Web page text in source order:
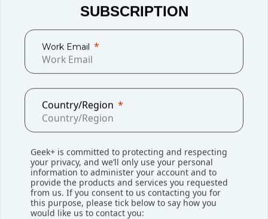
（软硬件）、高安全性与容错设计、持续性的方案创新能力三大优
构建起“大小车”领域的领先地位
行业领先的整体效率：
RoboShuttle提升速度达2.7m/s，小车P40实现30箱/小时
机器人的路径规划，可稳定调度超2000台异构机器人并行
作业，系统设计容量达5000台， 相较同类方案整体效率领
先20%以上 。
SUBSCRIPTION
Work Email
Country/Region
Geek+ is committed to protecting and respecting
your privacy, and we’ll only use your personal
information to administer your account and to
provide the products and services you requested
from us. If you consent to us contacting you for
this purpose, please tick below to say how you
would like us to contact you: